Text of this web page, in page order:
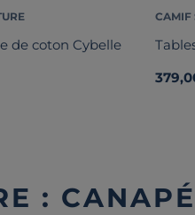
de coton Cybelle
CAMIF
: